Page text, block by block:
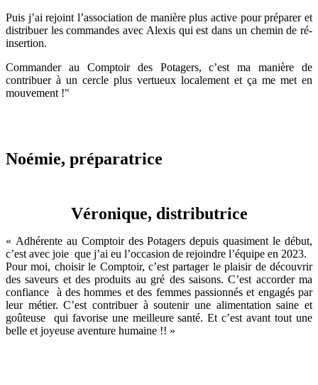
Puis j’ai rejoint l’association de manière plus active pour préparer et
distribuer les commandes avec Alexis qui est dans un chemin de ré-
insertion.
Commander au Comptoir des Potagers, c’est ma manière de
contribuer à un cercle plus vertueux localement et ça me met en
mouvement !"
Noémie, préparatrice
Véronique, distributrice
« Adhérente au Comptoir des Potagers depuis quasiment le début,
c’est avec joie que j’ai eu l’occasion de rejoindre l’équipe en 2023.
Pour moi, choisir le Comptoir, c’est partager le plaisir de découvrir
des saveurs et des produits au gré des saisons. C’est accorder ma
confiance à des hommes et des femmes passionnés et engagés par
leur métier. C’est contribuer à soutenir une alimentation saine et
goûteuse qui favorise une meilleure santé. Et c’est avant tout une
belle et joyeuse aventure humaine !! »